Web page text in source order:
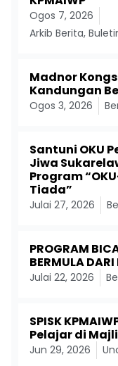
Ogos 7, 2026
Arkib Berita,
Madnor
Kandungan
Ogos 3, 2026
Santuni OKU
Jiwa
Program
Tiada”
Julai 27, 2026
PROGRAM
BERMULA DARI
Julai 22, 2026
SPISK
Pelajar di
Jun 29, 2026